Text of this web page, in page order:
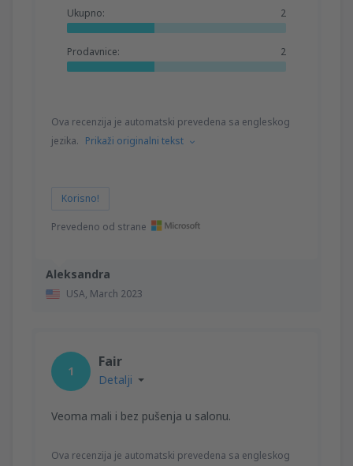
Aleksandra
USA, March 2023
Ukupno: 2
Prodavnice: 2
Ova recenzija je automatski prevedena sa engleskog
jezika. Prikaži originalni tekst
Korisno!
Prevedeno od strane
1
Fair
Detalji
Veoma mali i bez pušenja u salonu.
Ova recenzija je automatski prevedena sa engleskog